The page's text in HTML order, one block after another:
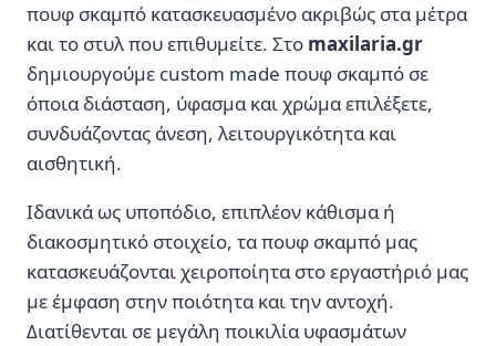
πουφ σκαμπό κατασκευασμένο ακριβώς στα μέτρα
και το στυλ που επιθυμείτε. Στο maxilaria.gr
δημιουργούμε custom made πουφ σκαμπό σε
όποια διάσταση, ύφασμα και χρώμα επιλέξετε,
συνδυάζοντας άνεση, λειτουργικότητα και
αισθητική.
Ιδανικά ως υποπόδιο, επιπλέον κάθισμα ή
διακοσμητικό στοιχείο, τα πουφ σκαμπό μας
κατασκευάζονται χειροποίητα στο εργαστήριό μας
με έμφαση στην ποιότητα και την αντοχή.
Διατίθενται σε μεγάλη ποικιλία υφασμάτων